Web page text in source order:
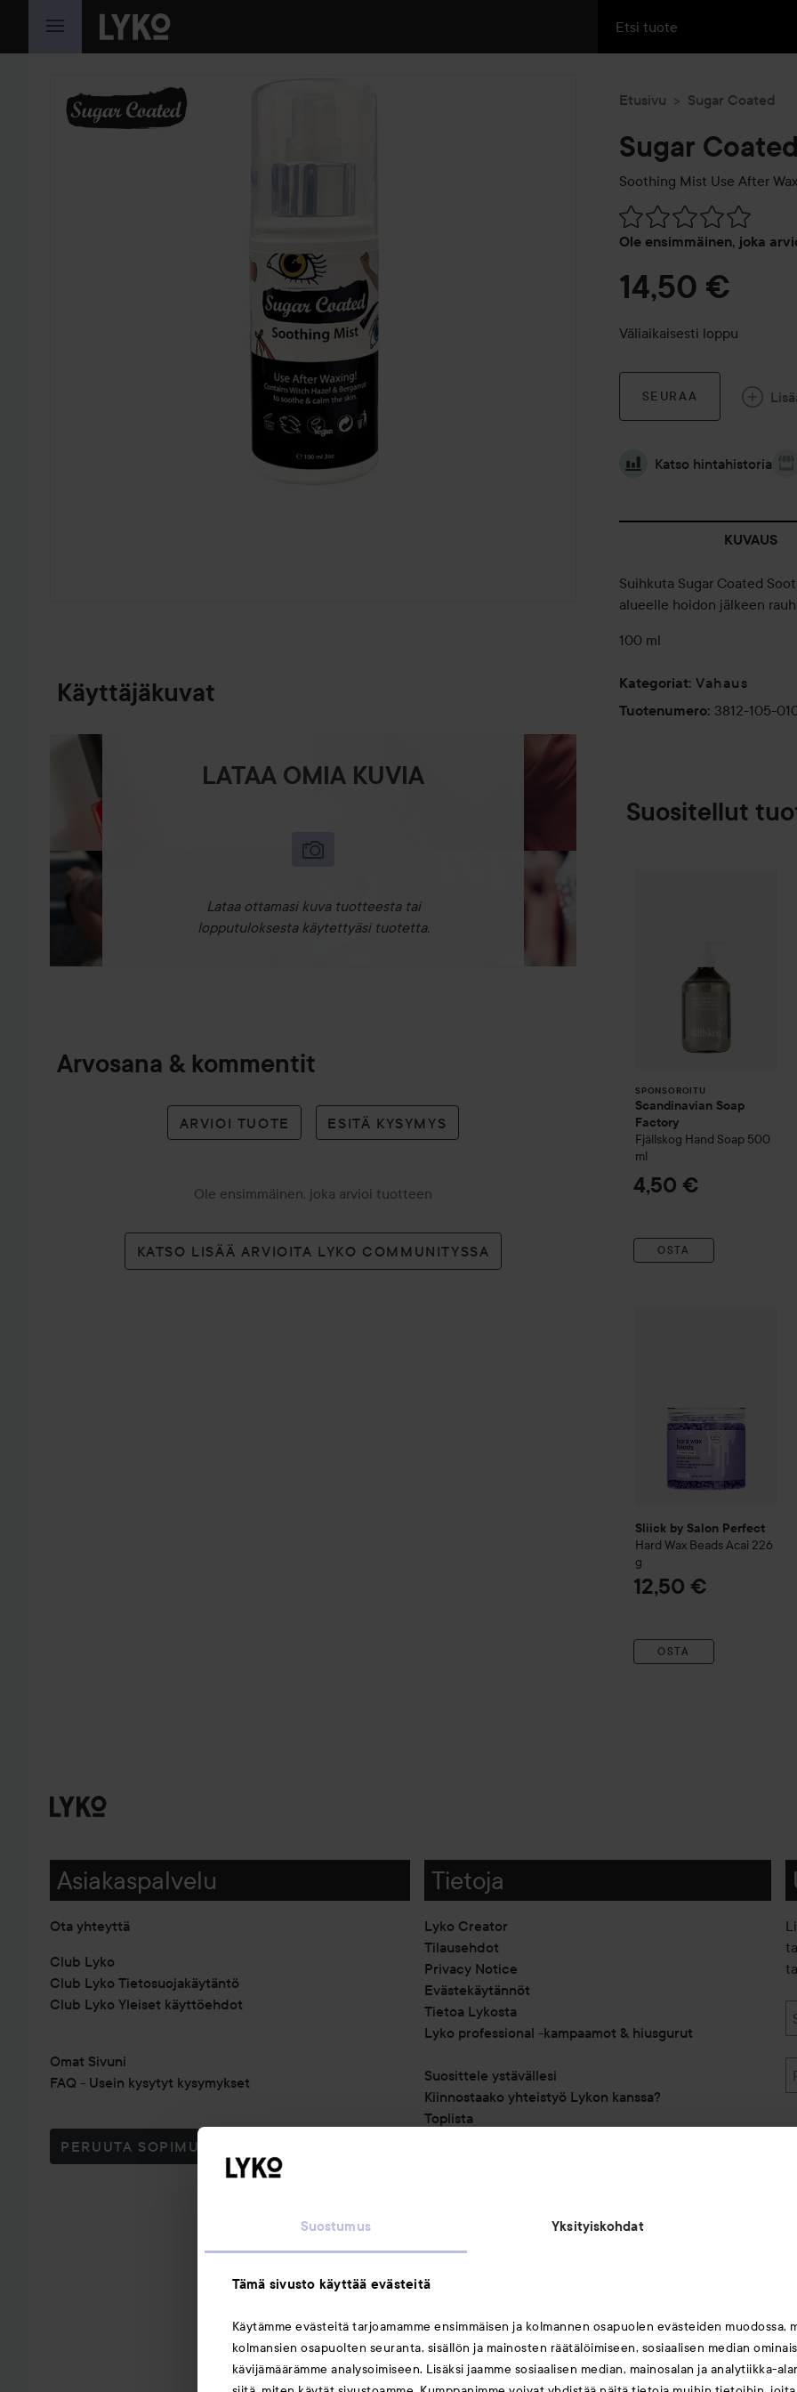
Suostumus Yksityiskohdat
Tämä sivusto käyttää evästeitä
Käytämme evästeitä tarjoamamme ensimmäisen ja kolmannen osapuolen evästeiden muodossa,
kolmansien osapuolten seuranta, sisällön ja mainosten räätälöimiseen, sosiaalisen median
kävijämäärämme analysoimiseen. Lisäksi jaamme sosiaalisen median, mainosalan ja analytiikka-
SIIRTYÄ JHK SISÄLTÖÖN
Käyttäjäkuvat
LATAA OMIA KUVIA
Lataa ottamasi kuva tuotteesta tai
lopputuloksesta käytettyäsi tuotetta.
Arvosana & kommentit
ARVIOI TUOTE ESITÄ KYSYMYS
Ole ensimmäinen, joka arvioi tuotteen
KATSO LISÄÄ ARVIOITA LYKO COMMUNITYSSA
Etusivu Sugar Coated
Sugar Coated
Soothing Mist Use After
Ole ensimmäinen, joka
Siirtyä jhk Arvosana &
14,50 €
Väliaikaisesti loppu
SEURAA
Katso hintahistoria
KUVAUS
Suihkuta Sugar Coated
alueelle hoidon jälkeen
100 ml
Kategoriat: Vahaus
Tuotenumero: 3812-105-
Suositellut
SPONSOROITU
Scandinavian Soap
Factory
Fjällskog Hand Soap 500
ml
4,50 €
OSTA
Sliick by Salon Perfect
Hard Wax Beads Acai 226
g
12,50 €
OSTA
Asiakaspalvelu
Ota yhteyttä
Club Lyko
Club Lyko Tietosuojakäytäntö
Club Lyko Yleiset käyttöehdot
Omat Sivuni
FAQ - Usein kysytyt kysymykset
PERUUTA SOPIMUS TÄSTÄ
Tietoja
Lyko Creator
Tilausehdot
Privacy Notice
Evästekäytännöt
Tietoa Lykosta
Lyko professional -kampaamot & hiusgurut
Suosittele ystävällesi
Kiinnostaako yhteistyö Lykon kanssa?
Toplista
Saattaisit myös tykätä